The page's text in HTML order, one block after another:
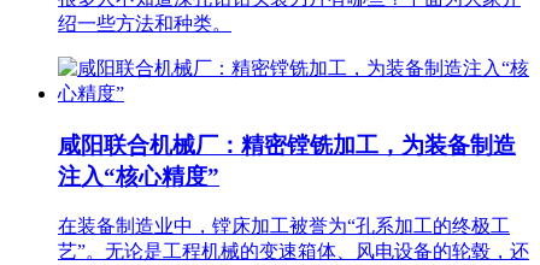
绍一些方法和种类。
咸阳联合机械厂：精密镗铣加工，为装备制造
注入“核心精度”
在装备制造业中，镗床加工被誉为“孔系加工的终极工
艺”。无论是工程机械的变速箱体、风电设备的轮毂，还